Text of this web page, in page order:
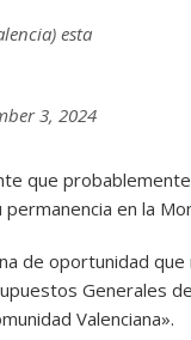
esta
3, 2024
que
en la
de oportunidad
Generales
Valenciana».